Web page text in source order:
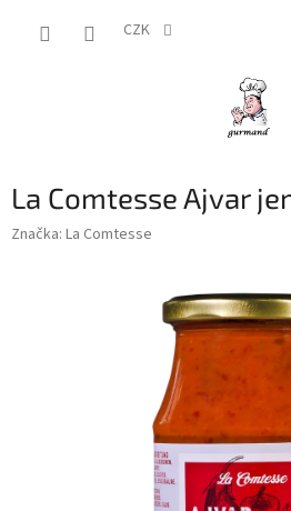
CZK
La Comtesse Ajvar
Značka: La Comtesse